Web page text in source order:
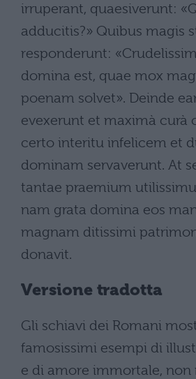
irruperant, quaesiverunt:
adducitis?» Quibus magis
responderunt:
domina est, quae mox
poenam solvet». Deinde
evexerunt et maximà curà
certo interitu infelicem et
dominam servaverunt. At
tantae praemium
nam grata domina eos
magnam ditissimi
donavit.
Versione tradotta
Gli schiavi dei Romani
famosissimi esempi di
e di amore immortale, non